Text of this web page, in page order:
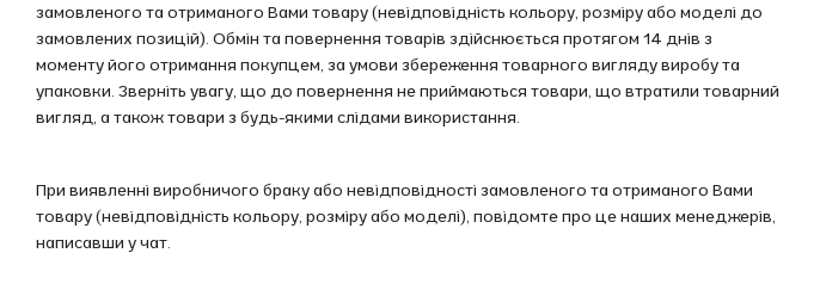
замовленого та отриманого Вами товару (невідповідність кольору, розміру або моделі до
замовлених позицій). Обмін та повернення товарів здійснюється протягом 14 днів з
моменту його отримання покупцем, за умови збереження товарного вигляду виробу та
упаковки. Зверніть увагу, що до повернення не приймаються товари, що втратили товарний
вигляд, а також товари з будь-якими слідами використання.
При виявленні виробничого браку або невідповідності замовленого та отриманого Вами
товару (невідповідність кольору, розміру або моделі), повідомте про це наших менеджерів,
написавши у чат.